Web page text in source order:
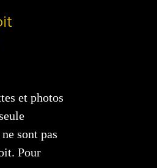
et photos
sont pas
Pour